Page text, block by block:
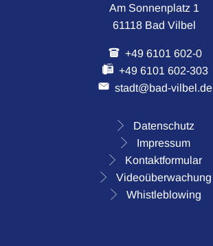
Am Sonnenplatz 1
61118 Bad Vilbel
+49 6101 602-0
+49 6101 602-303
stadt@bad-vilbel.de
Datenschutz
Impressum
Kontaktformular
Videoüberwachung
Whistleblowing